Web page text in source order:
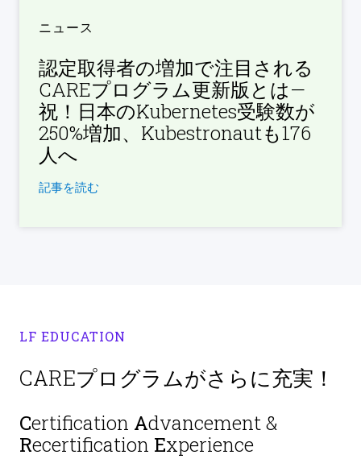
ニュース
認定取得者の増加で注目される
CAREプログラム更新版とは—
祝！日本のKubernetes受験数が
250%増加、Kubestronautも176
人へ
記事を読む
LF EDUCATION
CAREプログラムがさらに充実！
Certification Advancement &
Recertification Experience